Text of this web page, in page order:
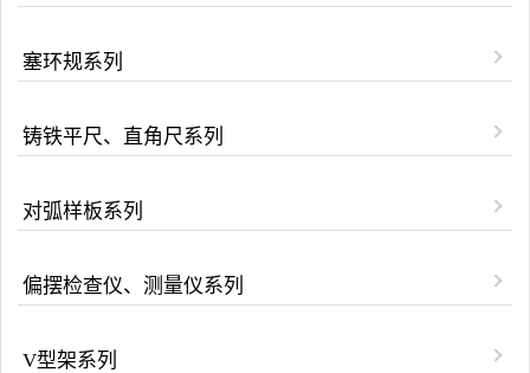
塞环规系列
铸铁平尺、直角尺系列
对弧样板系列
偏摆检查仪、测量仪系列
V型架系列